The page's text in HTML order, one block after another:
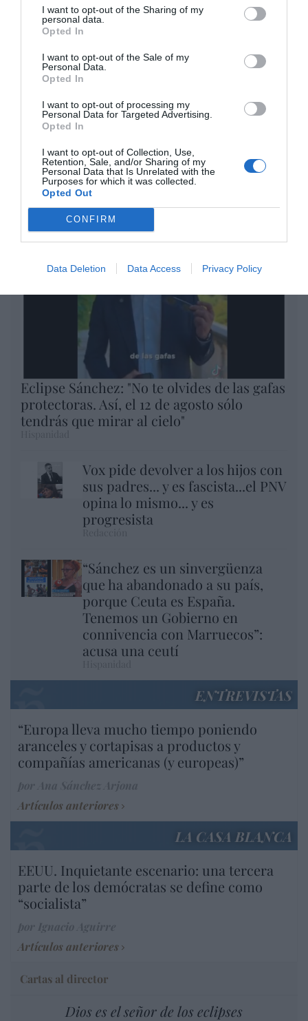
I want to opt-out of the Sharing of my
personal data.
Opted In
I want to opt-out of the Sale of my
Personal Data.
Opted In
I want to opt-out of processing my
Personal Data for Targeted Advertising.
Opted In
I want to opt-out of Collection, Use,
Retention, Sale, and/or Sharing of my
Personal Data that Is Unrelated with the
Purposes for which it was collected.
Opted Out
CONFIRM
Data Deletion Data Access Privacy Policy
Eulogio López
con Hacienda por 700.000
euros... suma y sigue
El IBEX 35 cerró la sesión del
un nuevo récord
Eulogio López
Argumentos
Eclipse Sánchez: "No te olvides de las gafas
protectoras. Así, el 12 de agosto sólo
tendrás que mirar al cielo"
Vox pide devolver a los hijos con
sus padres... y es fascista...el PNV
opina lo mismo... y es
progresista
“Sánchez es un sinvergüenza
que ha abandonado a su país,
porque Ceuta es España.
Tenemos un Gobierno en
connivencia con Marruecos”:
acusa una ceutí
ENTREVISTAS
“Europa lleva mucho tiempo poniendo
aranceles y cortapisas a productos y
compañías americanas (y europeas)”
Artículos anteriores
LA CASA BLANCA
EEUU. Inquietante escenario: una tercera
parte de los demócratas se define como
“socialista”
Artículos anteriores
Cartas al director
Dios es el señor de los eclipses